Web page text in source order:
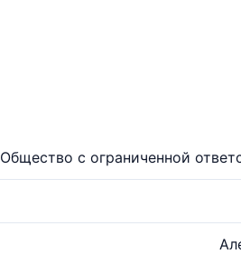
Общество с ограниченной